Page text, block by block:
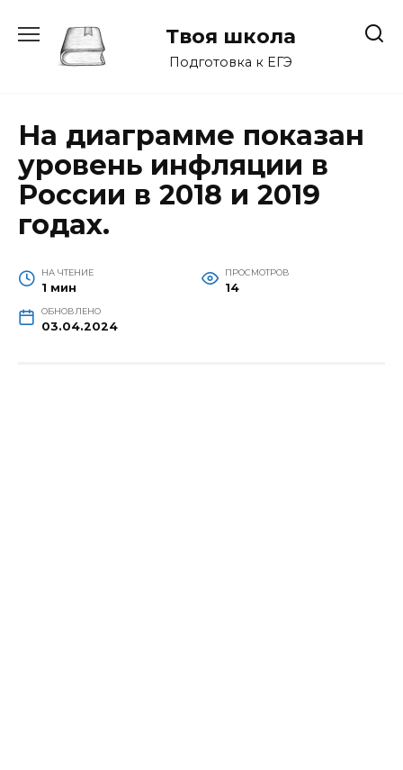
содержанию
Твоя школа
Подготовка к ЕГЭ
На диаграмме показан
уровень инфляции в
России в 2018 и 2019
годах.
НА ЧТЕНИЕ
1 мин
ПРОСМОТРОВ
14
ОБНОВЛЕНО
03.04.2024